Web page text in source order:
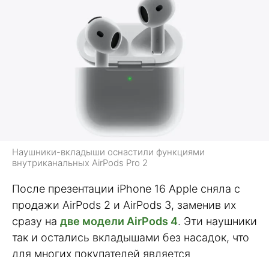
Наушники-вкладыши оснастили функциями
внутриканальных AirPods Pro 2
После презентации iPhone 16 Apple сняла с
продажи AirPods 2 и AirPods 3, заменив их
сразу на две модели AirPods 4. Эти наушники
так и остались вкладышами без насадок, что
для многих покупателей является